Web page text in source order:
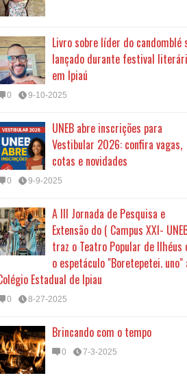
Livro sobre líder do candomblé
lançado durante festival
em Ipiaú
0 9-10-2025
UNEB abre inscrições para
Vestibular 2026: confira vagas,
cotas e novidades
0 9-9-2025
A III Jornada de Pesquisa e
Extensão do ( Campus XXI-
traz o Teatro Popular de Ilhéus
o espetáculo "Boretepetei. uno"
Estadual de Ipiau
0 8-27-2025
Brincando com o tempo
0 7-3-2025